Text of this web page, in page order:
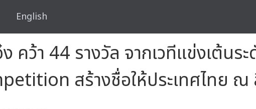
English
คว้า 44 รางวัล จากเวทีแข่งเต้น
สร้างชื่อให้ประเทศไทย ณ